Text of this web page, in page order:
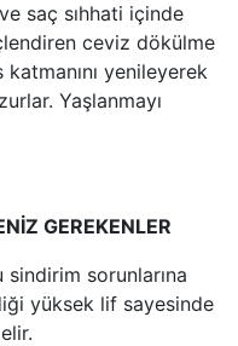
saç sıhhati içinde
ceviz dökülme
yenileyerek
Yaşlanmayı
GEREKENLER
sindirim sorunlarına
yüksek lif sayesinde